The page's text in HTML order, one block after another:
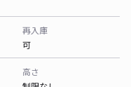
再入庫
可
高さ